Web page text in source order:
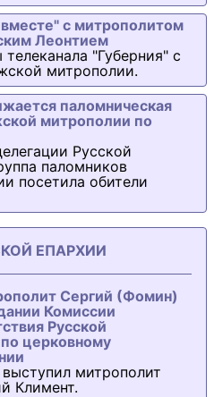
с митрополитом
Леонтием
"Губерния" с
митрополии.
паломническая
митрополии по
Русской
паломников
посетила обители
ЕПАРХИИ
Сергий (Фомин)
Комиссии
Русской
церковному
митрополит
Климент.